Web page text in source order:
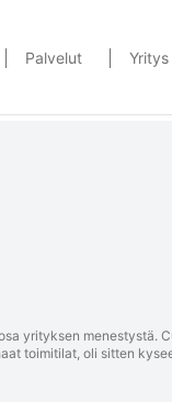
Palvelut Yritys
yrityksen menestystä.
toimitilat, oli sitten